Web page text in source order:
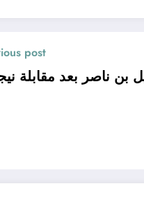
post
ناصر بعد مقابلة